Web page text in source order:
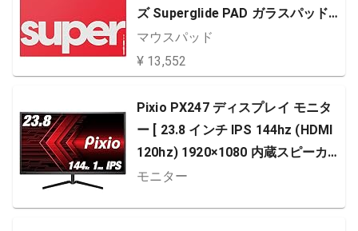
ズ Superglide PAD ガラスパッド
滑り止め 国内正規品 49cm × 42cm
(XL, Red)
マウスパッド
¥ 13,552
Pixio PX247 ディスプレイ モニタ
ー [ 23.8 インチ IPS 144hz (HDMI
120hz) 1920×1080 内蔵スピーカー
FreeSync G-SYNC Compatible対
モニター